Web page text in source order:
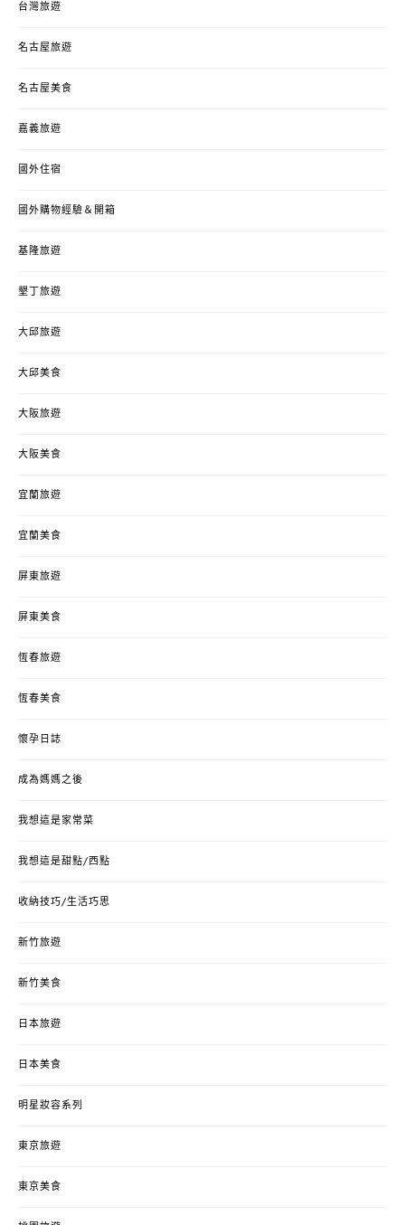
台灣旅遊
名古屋旅遊
名古屋美食
嘉義旅遊
國外住宿
國外購物經驗＆開箱
基隆旅遊
墾丁旅遊
大邱旅遊
大邱美食
大阪旅遊
大阪美食
宜蘭旅遊
宜蘭美食
屏東旅遊
屏東美食
恆春旅遊
恆春美食
懷孕日誌
成為媽媽之後
我想這是家常菜
我想這是甜點/西點
收納技巧/生活巧思
新竹旅遊
新竹美食
日本旅遊
日本美食
明星妝容系列
東京旅遊
東京美食